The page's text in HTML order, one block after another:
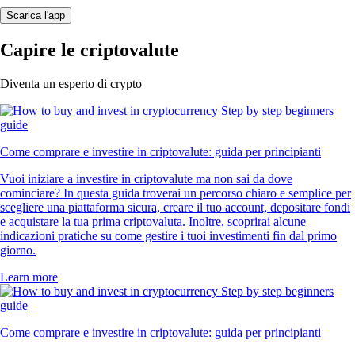
Scarica l'app
Capire le criptovalute
Diventa un esperto di crypto
Come comprare e investire in criptovalute: guida per principianti
Vuoi iniziare a investire in criptovalute ma non sai da dove
cominciare? In questa guida troverai un percorso chiaro e semplice per
scegliere una piattaforma sicura, creare il tuo account, depositare fondi
e acquistare la tua prima criptovaluta. Inoltre, scoprirai alcune
indicazioni pratiche su come gestire i tuoi investimenti fin dal primo
giorno.
Learn more
Come comprare e investire in criptovalute: guida per principianti